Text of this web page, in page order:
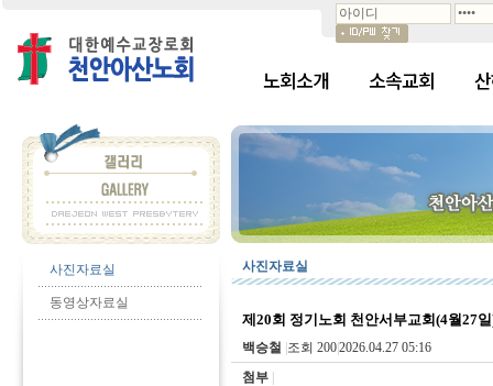
노회소개 소속교회
사진자료실
동영상자료실
사진자료실
제20회 정기노회 천안서부교회(4월27
백승철 조회 2002026.04.27 05:16
첨부